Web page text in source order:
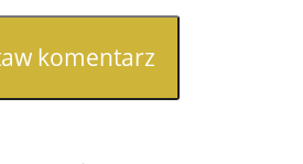
komentarz